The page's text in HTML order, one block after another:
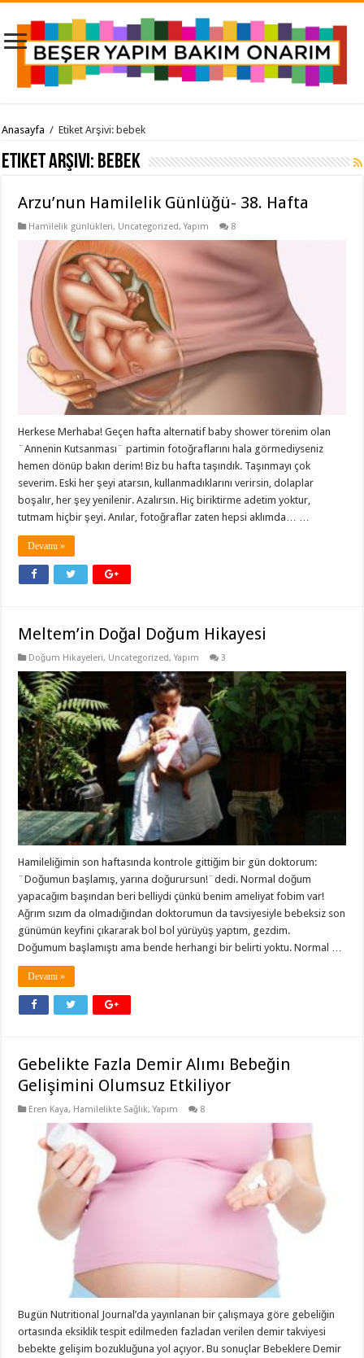
Anasayfa / Etiket Arşivi: bebek
Etiket Arşivi: bebek
Arzu’nun Hamilelik Günlüğü- 38. Hafta
Hamilelik günlükleri, Uncategorized,Yapım 8
Herkese Merhaba! Geçen hafta alternatif baby shower törenim olan
¨Annenin Kutsanması¨ partimin fotoğraflarını hala görmediyseniz
hemen dönüp bakın derim! Biz bu hafta taşındık. Taşınmayı çok
severim. Eski her şeyi atarsın, kullanmadıklarını verirsin, dolaplar
boşalır, her şey yenilenir. Azalırsın. Hiç biriktirme adetim yoktur,
tutmam hiçbir şeyi. Anılar, fotoğraflar zaten hepsi aklımda… …
Devamı »
Meltem’in Doğal Doğum Hikayesi
Doğum Hikayeleri, Uncategorized,Yapım 3
Hamileliğimin son haftasında kontrole gittiğim bir gün doktorum:
¨Doğumun başlamış, yarına doğurursun!¨dedi. Normal doğum
yapacağım başından beri belliydi çünkü benim ameliyat fobim var!
Ağrım sızım da olmadığından doktorumun da tavsiyesiyle bebeksiz son
günümün keyfini çıkararak bol bol yürüyüş yaptım, gezdim.
Doğumum başlamıştı ama bende herhangi bir belirti yoktu. Normal …
Devamı »
Gebelikte Fazla Demir Alımı Bebeğin
Gelişimini Olumsuz Etkiliyor
Eren Kaya, Hamilelikte Sağlık,Yapım 8
Bugün Nutritional Journal’da yayınlanan bir çalışmaya göre gebeliğin
ortasında eksiklik tespit edilmeden fazladan verilen demir takviyesi
bebekte gelişim bozukluğuna yol açıyor. Bu sonuçlar Bebeklere Demir